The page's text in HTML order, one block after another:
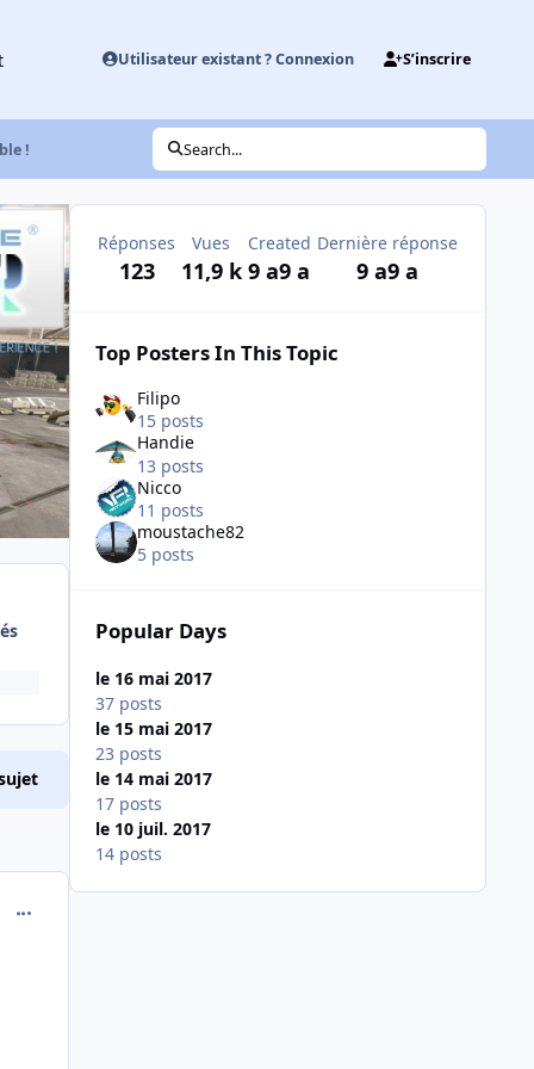
Utilisateur existant ? Connexion S’inscrire
! Search...
comment_146208
Réponses
123
Vues
11,9 k
Created
9 a9 a
Dernière réponse
9 a9 a
Top Posters In This Topic
Filipo
15 posts
Handie
13 posts
Nicco
11 posts
moustache82
5 posts
Popular Days
le 16 mai 2017
37 posts
le 15 mai 2017
23 posts
le 14 mai 2017
17 posts
le 10 juil. 2017
14 posts